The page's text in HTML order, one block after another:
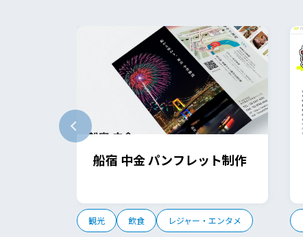
船宿 中金 パンフレット制作
観光 飲食 レジャー・エンタメ